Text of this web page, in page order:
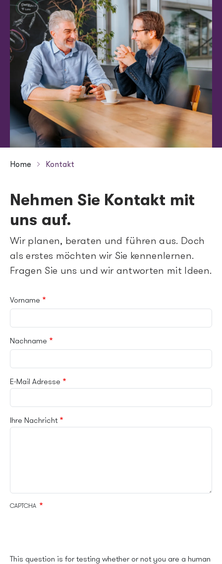
Header menu
Kontakt Jobs
Breadcrumb
Home Kontakt
Nehmen Sie Kontakt mit
uns auf.
Wir planen, beraten und führen aus. Doch
als erstes möchten wir Sie kennenlernen.
Fragen Sie uns und wir antworten mit Ideen.
Vorname
Nachname
E-Mail Adresse
Ihre Nachricht
CAPTCHA
This question is for testing whether or not you are a human